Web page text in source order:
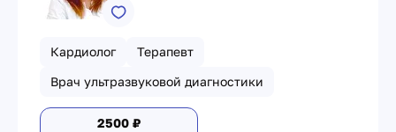
Кардиолог
Терапевт
Врач ультразвуковой диагностики
2500 ₽